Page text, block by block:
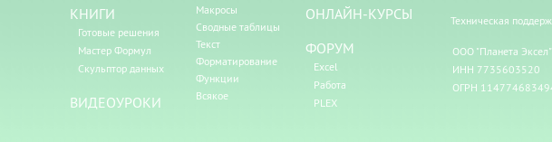
КНИГИ
Готовые решения
Мастер Формул
Скульптор данных
ВИДЕОУРОКИ
Макросы
Сводные таблицы
Текст
Форматирование
Функции
Всякое
ОНЛАЙН-КУРСЫ
ФОРУМ
Excel
Работа
PLEX
Техническая
ООО "Планета Эксел"
ИНН 7735603520
ОГРН